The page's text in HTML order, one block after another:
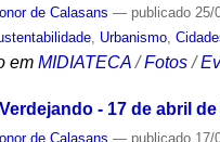
de Calasans — publicado 25/
Urbanismo ,
em MIDIATECA /Fotos /
- 17 de abril de
de Calasans — publicado 17/